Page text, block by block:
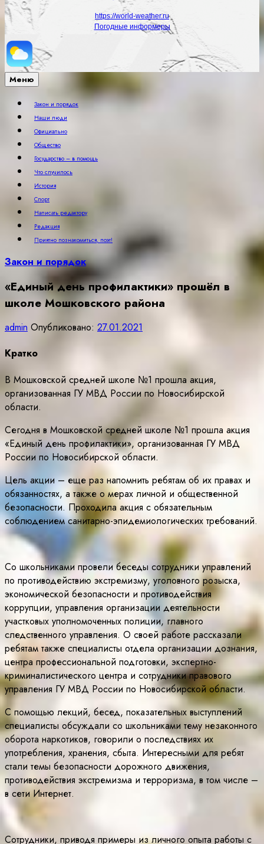
https://world-weather.ru
Погодные информеры
Меню
Закон и порядок
Наши люди
Официально
Общество
Государство – в помощь
Что случилось
История
Спорт
Написать редактору
Редакция
Приятно познакомиться, поэт!
Закон и порядок
«Единый день профилактики» прошёл в
школе Мошковского района
admin Опубликовано: 27.01.2021
Кратко
В Мошковской средней школе №1 прошла акция,
организованная ГУ МВД России по Новосибирской
области.
Сегодня в Мошковской средней школе №1 прошла акция
«Единый день профилактики», организованная ГУ МВД
России по Новосибирской области.
Цель акции – еще раз напомнить ребятам об их правах и
обязанностях, а также о мерах личной и общественной
безопасности. Проходила акция с обязательным
соблюдением санитарно-эпидемиологических требований.
Со школьниками провели беседы сотрудники управлений
по противодействию экстремизму, уголовного розыска,
экономической безопасности и противодействия
коррупции, управления организации деятельности
участковых уполномоченных полиции, главного
следственного управления. О своей работе рассказали
ребятам также специалисты отдела организации дознания,
центра профессиональной подготовки, экспертно-
криминалистического центра и сотрудники правового
управления ГУ МВД России по Новосибирской области.
С помощью лекций, бесед, показательных выступлений
специалисты обсуждали со школьниками тему незаконного
оборота наркотиков, говорили о последствиях их
употребления, хранения, сбыта. Интересными для ребят
стали темы безопасности дорожного движения,
противодействия экстремизма и терроризма, в том числе –
в сети Интернет.
Сотрудники, приводя примеры из личного опыта работы с